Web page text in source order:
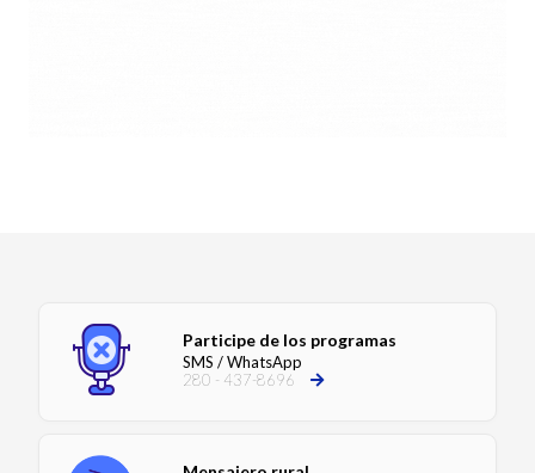
Participe de los programas
SMS / WhatsApp
280 - 437-8696